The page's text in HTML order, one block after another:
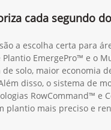
cada segundo
a escolha certa para
EmergePro™ e o
solo, maior economia
disso, o sistema de
RowCommand™ e
plantio mais preciso e